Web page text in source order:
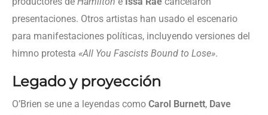
presentaciones. Otros artistas han usado el escenario
para manifestaciones políticas, incluyendo versiones del
himno protesta «All You Fascists Bound to Lose».
Legado y proyección
O’Brien se une a leyendas como Carol Burnett, Dave